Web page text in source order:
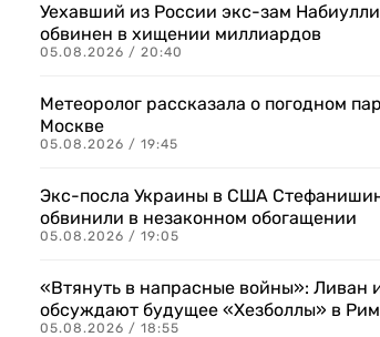
Уехавший из России экс-зам
обвинен в хищении миллиардов
05.08.2026 / 20:40
Метеоролог рассказала о погодном
Москве
05.08.2026 / 19:45
Экс-посла Украины в США
обвинили в незаконном обогащении
05.08.2026 / 19:05
«Втянуть в напрасные войны»: Ливан
обсуждают будущее «Хезболлы» в
05.08.2026 / 18:55